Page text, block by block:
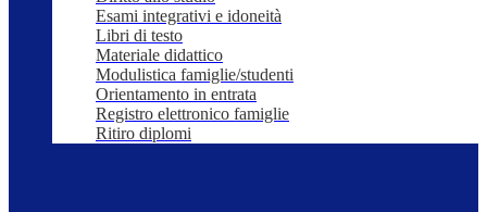
Esami integrativi e idoneità
Libri di testo
Materiale didattico
Modulistica famiglie/studenti
Orientamento in entrata
Registro elettronico famiglie
Ritiro diplomi